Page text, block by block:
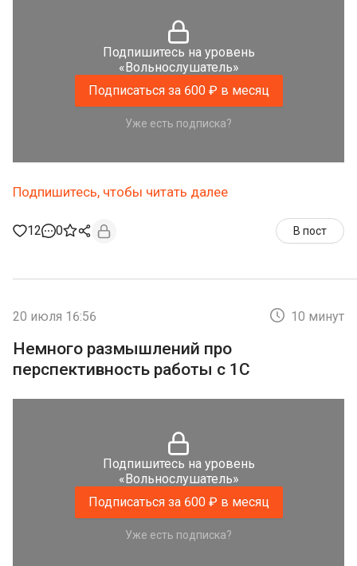
Подпишитесь на уровень
«Вольнослушатель»
Подписаться за 600 ₽ в месяц
Уже есть подписка?
Подпишитесь, чтобы читать далее
12 0 В пост
20 июля 16:56 10 минут
Немного размышлений про
перспективность работы с 1С
Подпишитесь на уровень
«Вольнослушатель»
Подписаться за 600 ₽ в месяц
Уже есть подписка?